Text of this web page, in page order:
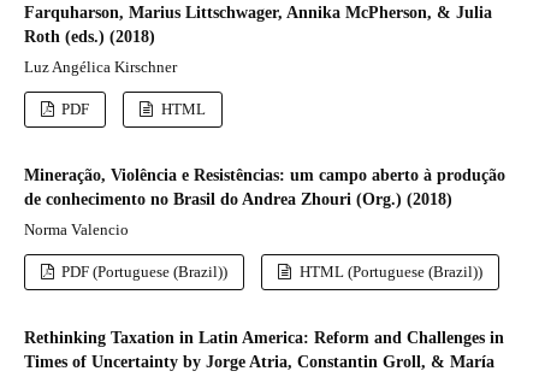
Farquharson, Marius Littschwager, Annika McPherson, & Julia
Roth (eds.) (2018)
Luz Angélica Kirschner
PDF HTML
Mineração, Violência e Resistências: um campo aberto à produção
de conhecimento no Brasil do Andrea Zhouri (Org.) (2018)
Norma Valencio
PDF (Portuguese (Brazil)) HTML (Portuguese (Brazil))
Rethinking Taxation in Latin America: Reform and Challenges in
Times of Uncertainty by Jorge Atria, Constantin Groll, & María